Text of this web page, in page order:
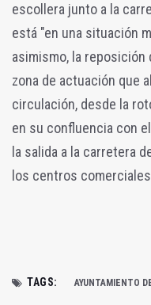
escollera junto a la
está "en una situación
asimismo, la reposición
zona de actuación que
circulación, desde la
en su confluencia con
la salida a la carretera
los centros
TAGS: AYUNTAMIENTO